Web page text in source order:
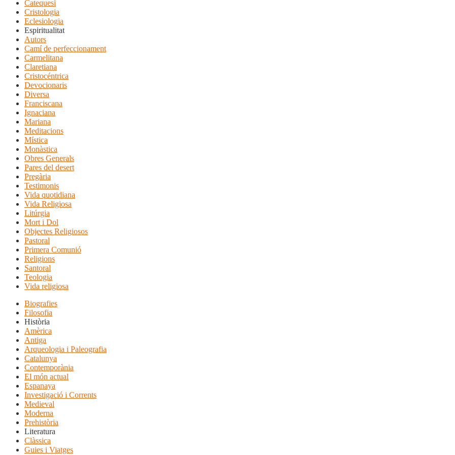
Catequesi
Cristologia
Eclesiologia
Espiritualitat
Autors
Camí de perfeccionament
Carmelitana
Claretiana
Cristocéntrica
Devocionaris
Diversa
Franciscana
Ignaciana
Mariana
Meditacions
Mística
Monàstica
Obres Generals
Pares del desert
Pregària
Testimonis
Vida quotidiana
Vida Religiosa
Litúrgia
Mort i Dol
Objectes Religiosos
Pastoral
Primera Comunió
Religions
Santoral
Teologia
Vida religiosa
Biografies
Filosofia
Història
Amèrica
Antiga
Arqueologia i Paleografia
Catalunya
Contemporània
El món actual
Espanaya
Investigació i Corrents
Medieval
Moderna
Prehistòria
Literatura
Clàssica
Guies i Viatges